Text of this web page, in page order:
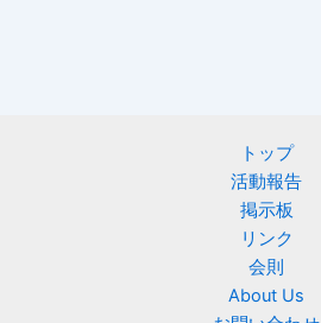
トップ
活動報告
掲示板
リンク
会則
About Us